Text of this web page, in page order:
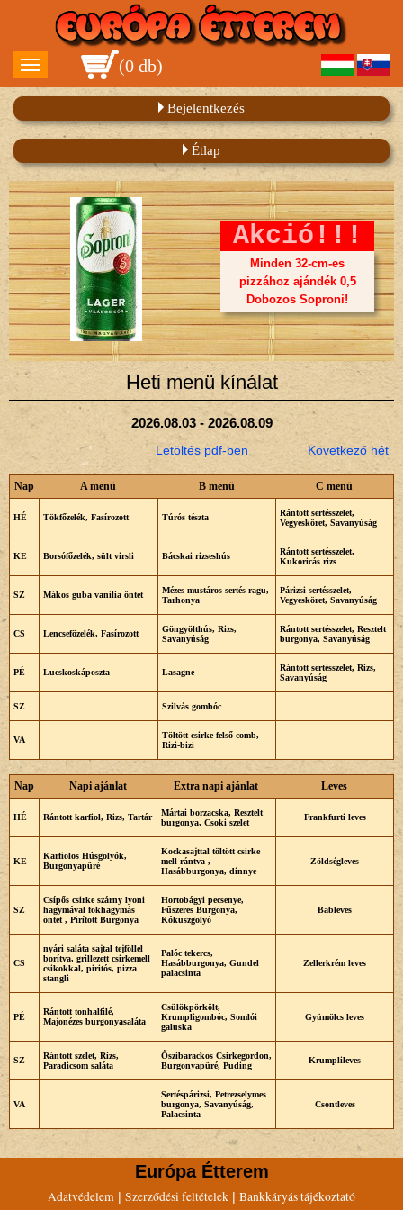
(0 db)
Bejelentkezés
Étlap
Akció!!!
Minden 32-cm-es
pizzához ajándék 0,5
Dobozos Soproni!
Heti menü kínálat
2026.08.03 - 2026.08.09
Letöltés pdf-ben Következő hét
Nap A menü B menü C menü
HÉ Tökfőzelék, Fasírozott Túrós tészta
Rántott sertésszelet,
Vegyesköret, Savanyúság
KE Borsófőzelék, sült virsli Bácskai rizseshús
Rántott sertésszelet,
Kukoricás rizs
SZ Mákos guba vanília öntet
Mézes mustáros sertés ragu,
Tarhonya
Párizsi sertésszelet,
Vegyesköret, Savanyúság
CS Lencsefözelék, Fasírozott
Göngyölthús, Rizs,
Savanyúság
Rántott sertésszelet, Resztelt
burgonya, Savanyúság
PÉ Lucskoskáposzta Lasagne
Rántott sertésszelet, Rizs,
Savanyúság
SZ Szilvás gombóc
VA
Töltött csirke felső comb,
Rizi-bizi
Nap Napi ajánlat Extra napi ajánlat Leves
HÉ Rántott karfiol, Rizs, Tartár
Mártai borzacska, Resztelt
burgonya, Csoki szelet
Frankfurti leves
KE
Karfiolos Húsgolyók,
Burgonyapüré
Kockasajttal töltött csirke
mell rántva ,
Hasábburgonya, dinnye
Zöldségleves
SZ
Csípős csirke szárny lyoni
hagymával fokhagymás
öntet , Pirított Burgonya
Hortobágyi pecsenye,
Fűszeres Burgonya,
Kókuszgolyó
Bableves
CS
nyári saláta sajtal tejföllel
borítva, grillezett csirkemell
csikokkal, piritós, pizza
stangli
Palóc tekercs,
Hasábburgonya, Gundel
palacsinta
Zellerkrém leves
PÉ
Rántott tonhalfilé,
Majonézes burgonyasaláta
Csülökpörkölt,
Krumpligombóc, Somlói
galuska
Gyümölcs leves
SZ
Rántott szelet, Rizs,
Paradicsom saláta
Őszibarackos Csirkegordon,
Burgonyapüré, Puding
Krumplileves
VA
Sertéspárizsi, Petrezselymes
burgonya, Savanyúság,
Palacsinta
Csontleves
Európa Étterem
Adatvédelem Szerződési feltételek Bankkáryás tájékoztató